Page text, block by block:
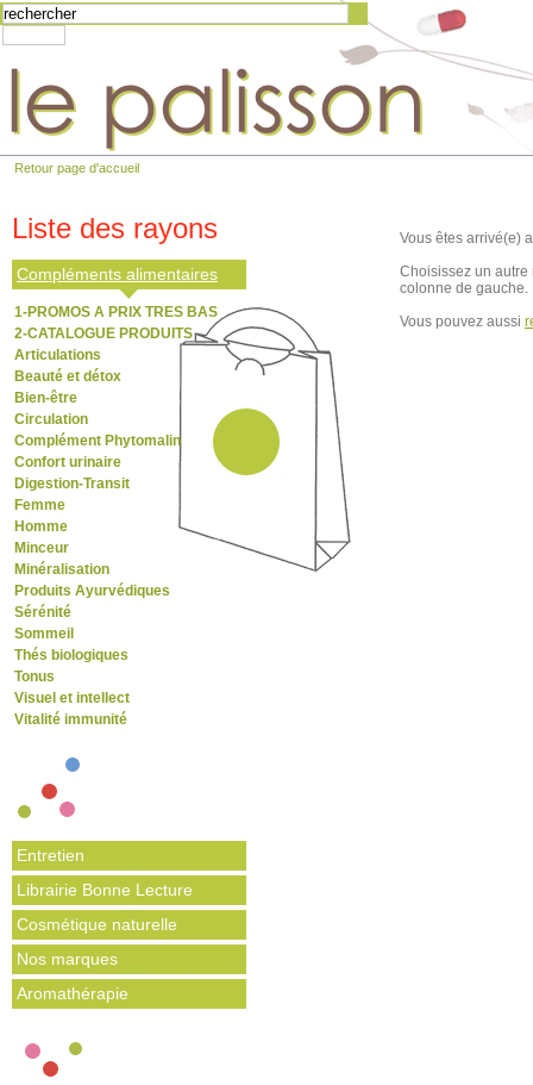
Retour page d'accueil
Liste des rayons
Compléments alimentaires
1-PROMOS A PRIX TRES BAS
2-CATALOGUE PRODUITS
Articulations
Beauté et détox
Bien-être
Circulation
Complément Phytomalin
Confort urinaire
Digestion-Transit
Femme
Homme
Minceur
Minéralisation
Produits Ayurvédiques
Sérénité
Sommeil
Thés biologiques
Tonus
Visuel et intellect
Vitalité immunité
Entretien
Librairie Bonne Lecture
Cosmétique naturelle
Nos marques
Aromathérapie
Vous êtes arrivé(e)
Choisissez un
colonne de gauche.
Vous pouvez aussi